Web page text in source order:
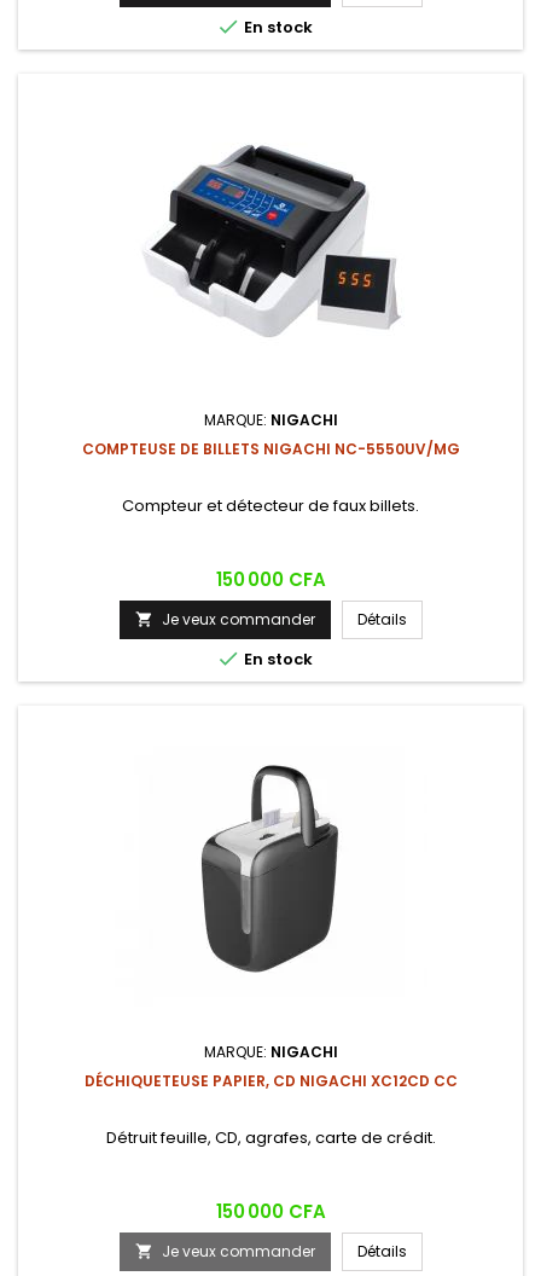
 En stock
MARQUE: NIGACHI
COMPTEUSE DE BILLETS NIGACHI NC-5550UV/MG
Compteur et détecteur de faux billets.
Prix
150 000 CFA
 Je veux commander Détails
 En stock
MARQUE: NIGACHI
DÉCHIQUETEUSE PAPIER, CD NIGACHI XC12CD CC
Détruit feuille, CD, agrafes, carte de crédit.
Prix
150 000 CFA
 Je veux commander Détails